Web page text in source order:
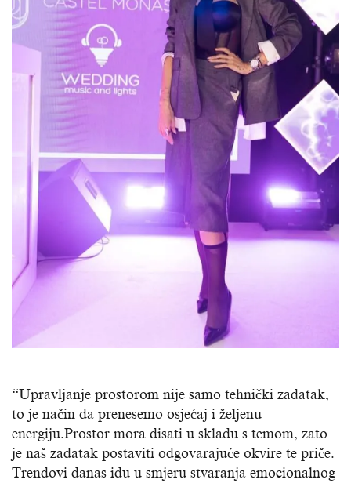
“Upravljanje prostorom nije samo tehnički zadatak,
to je način da prenesemo osjećaj i željenu
energiju.Prostor mora disati u skladu s temom, zato
je naš zadatak postaviti odgovarajuće okvire te priče.
Trendovi danas idu u smjeru stvaranja emocionalnog